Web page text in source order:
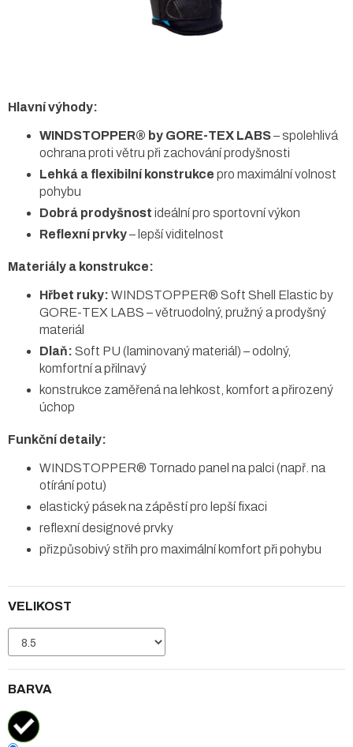
VELIKOST
BARVA
Hlavní výhody:
WINDSTOPPER® by GORE-TEX LABS– spolehlivá
ochrana proti větru při zachování prodyšnosti
Lehká a flexibilní konstrukce pro maximální volnost
pohybu
Dobrá prodyšnost ideální pro sportovní výkon
Reflexní prvky– lepší viditelnost
Materiály a konstrukce:
Hřbet ruky: WINDSTOPPER® Soft Shell Elastic by
GORE-TEX LABS – větruodolný, pružný a prodyšný
materiál
Dlaň: Soft PU (laminovaný materiál) – odolný,
komfortní a přilnavý
konstrukce zaměřená na lehkost, komfort a přirozený
úchop
Funkční detaily:
WINDSTOPPER® Tornado panel na palci (např. na
otírání potu)
elastický pásek na zápěstí pro lepší fixaci
reflexní designové prvky
přizpůsobivý střih pro maximální komfort při pohybu